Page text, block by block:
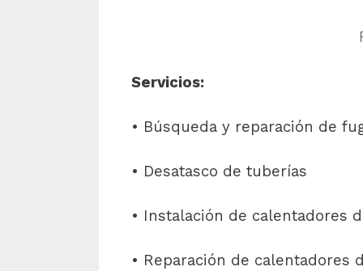
Servicios:
• Búsqueda y reparación de
• Desatasco de tuberías
• Instalación de calentadores
• Reparación de calentadores